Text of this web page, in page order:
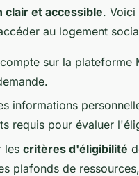
et accessible. Voici
au logement
sur la plateforme
informations
requis pour évaluer
les critères d'éligibilité
plafonds de